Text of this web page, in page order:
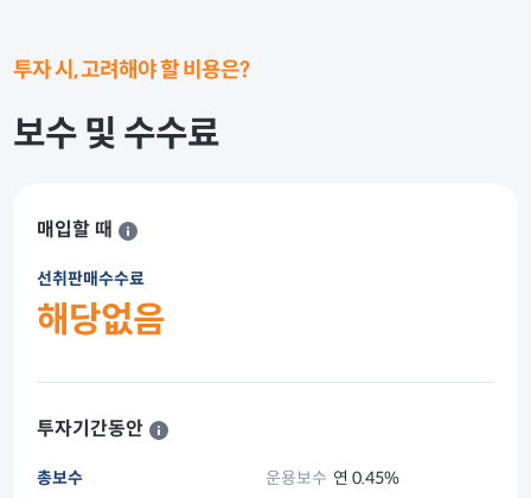
투자 시, 고려해야 할 비용은?
보수 및 수수료
매입할 때
선취판매수수료
해당없음
투자기간동안
총보수 운용보수 연 0.45%